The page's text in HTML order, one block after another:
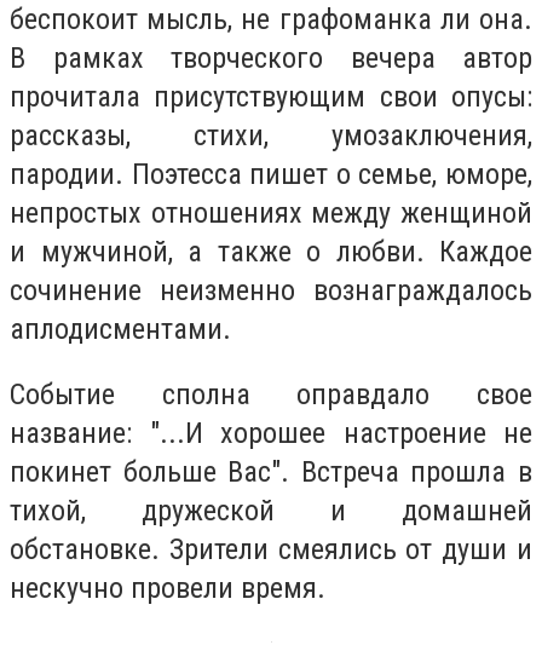
беспокоит мысль, не графоманка ли она.
В рамках творческого вечера автор
прочитала присутствующим свои опусы:
рассказы, стихи, умозаключения,
пародии. Поэтесса пишет о семье, юморе,
непростых отношениях между женщиной
и мужчиной, а также о любви. Каждое
сочинение неизменно вознаграждалось
аплодисментами.
Событие сполна оправдало свое
название: "...И хорошее настроение не
покинет больше Вас". Встреча прошла в
тихой, дружеской и домашней
обстановке. Зрители смеялись от души и
нескучно провели время.